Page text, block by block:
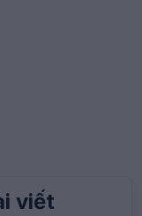
viết